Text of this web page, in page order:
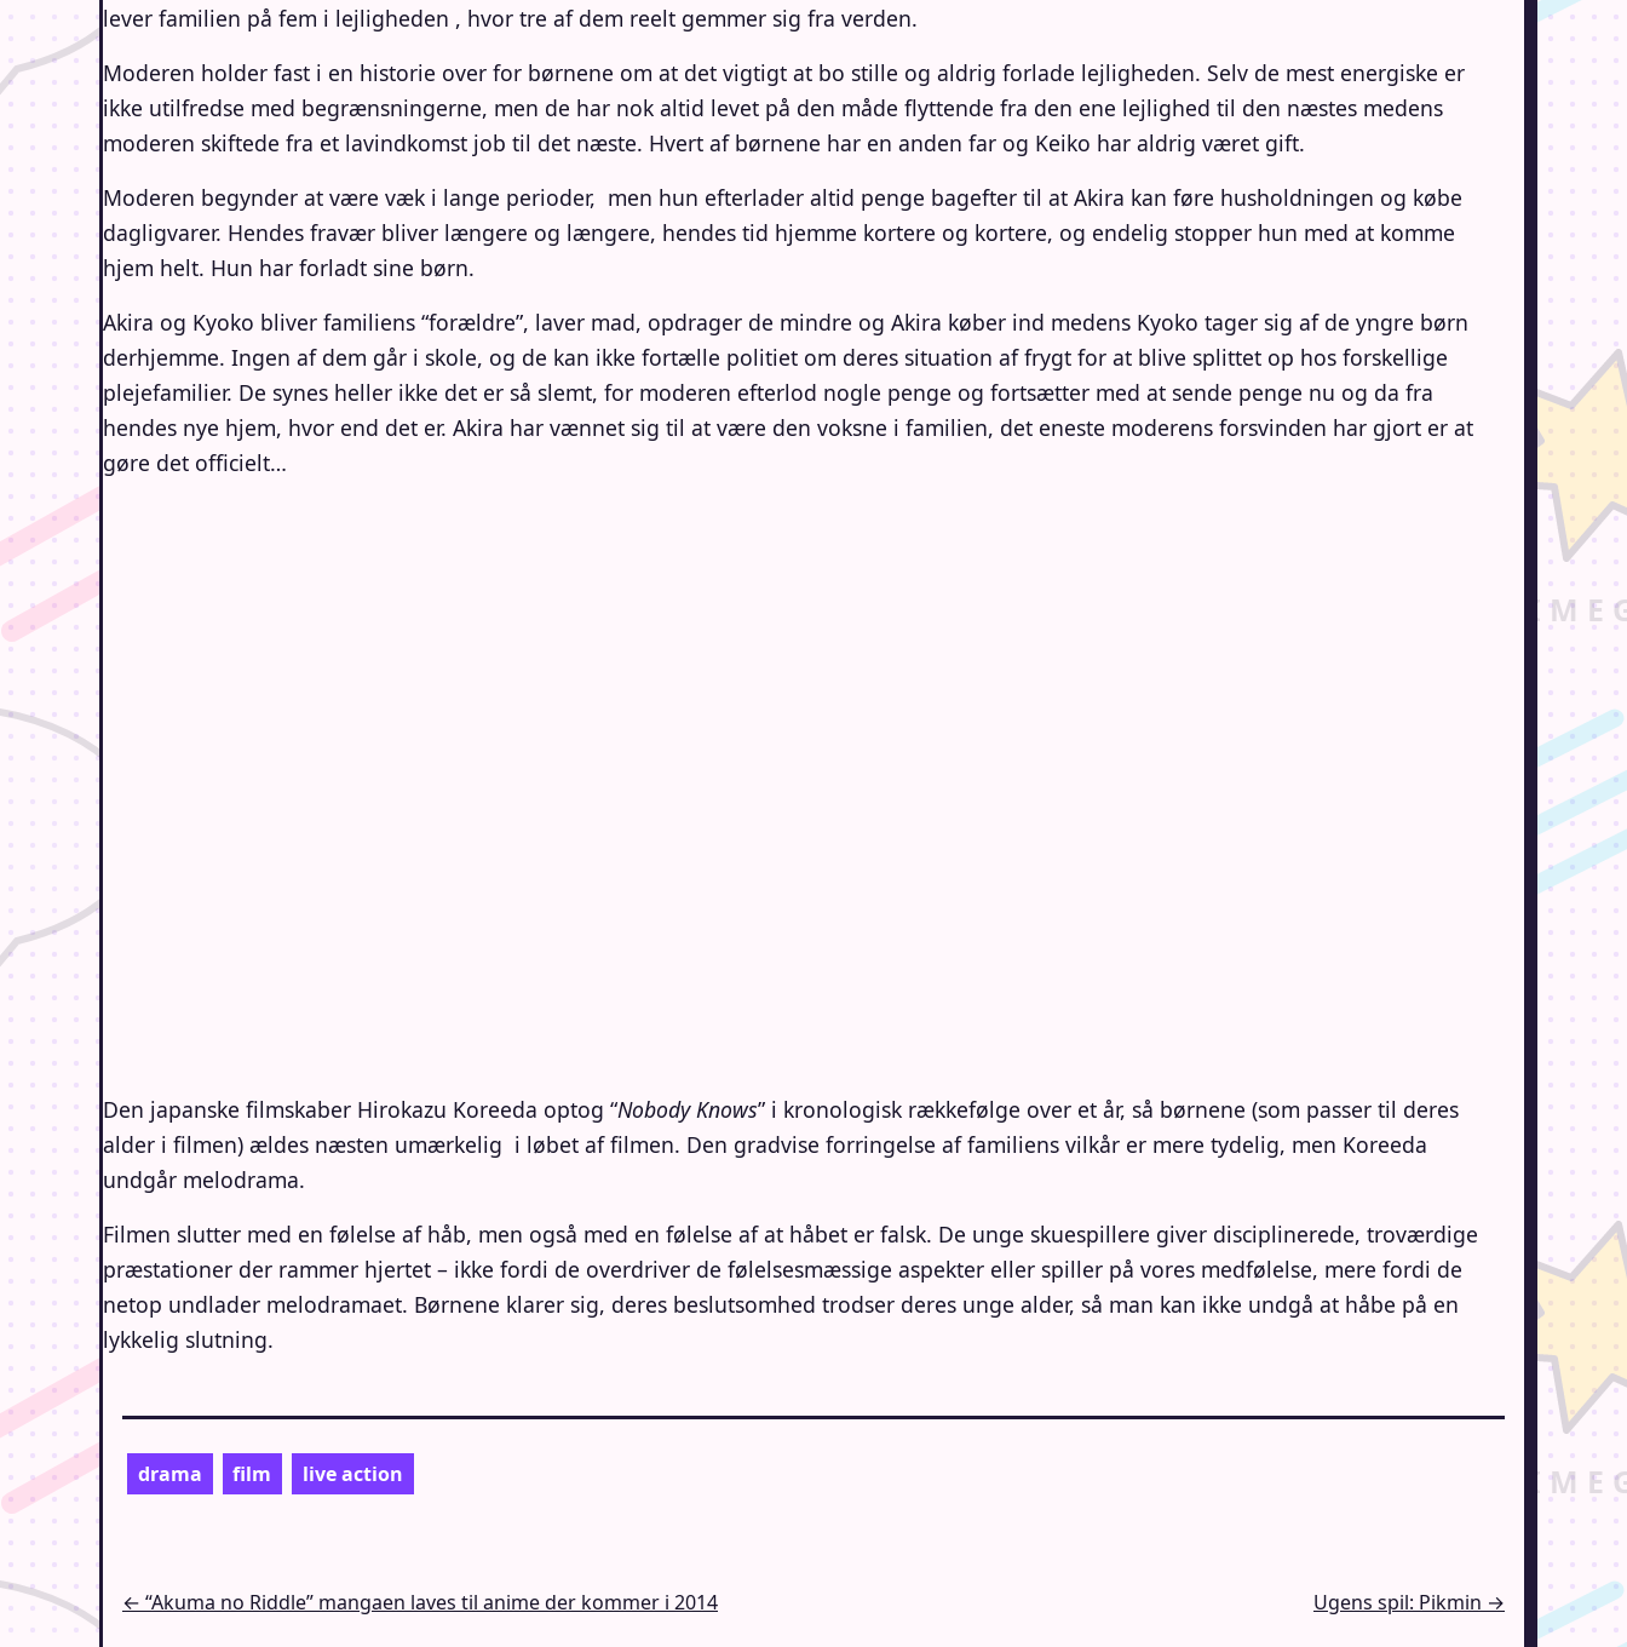
lever familien på fem i lejligheden , hvor tre af dem reelt gemmer sig fra verden.
Moderen holder fast i en historie over for børnene om at det vigtigt at bo stille og aldrig forlade lejligheden. Selv de mest energiske er
ikke utilfredse med begrænsningerne, men de har nok altid levet på den måde flyttende fra den ene lejlighed til den næstes medens
moderen skiftede fra et lavindkomst job til det næste. Hvert af børnene har en anden far og Keiko har aldrig været gift.
Moderen begynder at være væk i lange perioder, men hun efterlader altid penge bagefter til at Akira kan føre husholdningen og købe
dagligvarer. Hendes fravær bliver længere og længere, hendes tid hjemme kortere og kortere, og endelig stopper hun med at komme
hjem helt. Hun har forladt sine børn.
Akira og Kyoko bliver familiens “forældre”, laver mad, opdrager de mindre og Akira køber ind medens Kyoko tager sig af de yngre børn
derhjemme. Ingen af dem går i skole, og de kan ikke fortælle politiet om deres situation af frygt for at blive splittet op hos forskellige
plejefamilier. De synes heller ikke det er så slemt, for moderen efterlod nogle penge og fortsætter med at sende penge nu og da fra
hendes nye hjem, hvor end det er. Akira har vænnet sig til at være den voksne i familien, det eneste moderens forsvinden har gjort er at
gøre det officielt…
Den japanske filmskaber Hirokazu Koreeda optog “Nobody Knows” i kronologisk rækkefølge over et år, så børnene (som passer til deres
alder i filmen) ældes næsten umærkelig i løbet af filmen. Den gradvise forringelse af familiens vilkår er mere tydelig, men Koreeda
undgår melodrama.
Filmen slutter med en følelse af håb, men også med en følelse af at håbet er falsk. De unge skuespillere giver disciplinerede, troværdige
præstationer der rammer hjertet – ikke fordi de overdriver de følelsesmæssige aspekter eller spiller på vores medfølelse, mere fordi de
netop undlader melodramaet. Børnene klarer sig, deres beslutsomhed trodser deres unge alder, så man kan ikke undgå at håbe på en
lykkelig slutning.
drama film live action
Indlægsnavigation
← “Akuma no Riddle” mangaen laves til anime der kommer i 2014 Ugens spil: Pikmin →